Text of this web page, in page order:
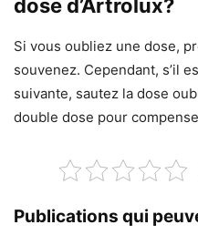
dose d’Artrolux?
Si vous oubliez une dose,
souvenez. Cependant, s’il
suivante, sautez la dose
double dose pour
Publications qui